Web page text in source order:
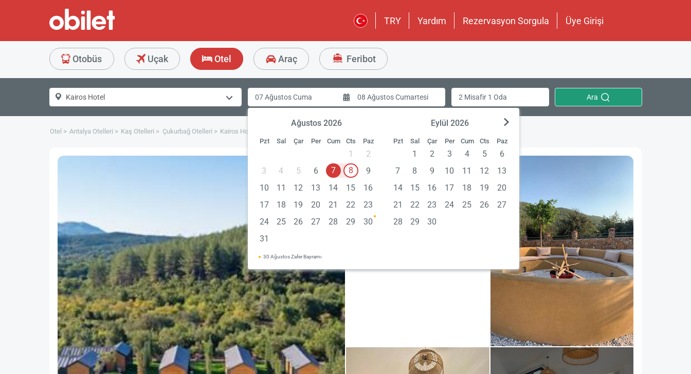
TRY Yardım Rezervasyon Sorgula Üye Girişi
Otobüs Uçak Otel Araç Feribot
Ağustos 2026
Pzt Sal Çar Per Cum Cts Paz
1
2
3
4 5 6 7 8
9
10
11 12 13 14 15
16
17
18 19 20 21 22
23
24
25 26 27 28 29
30
31
Eylül 2026
Pzt Sal Çar Per Cum Cts Paz
1 2 3 4 5
6
7
8 9 10 11 12
13
14
15 16 17 18 19
20
21
22 23 24 25 26
27
28
29 30
30 Ağustos Zafer Bayramı
2 Misafir 1 Oda Ara
Otel Antalya Otelleri Kaş Otelleri Çukurbağ Otelleri Kairos Hotel